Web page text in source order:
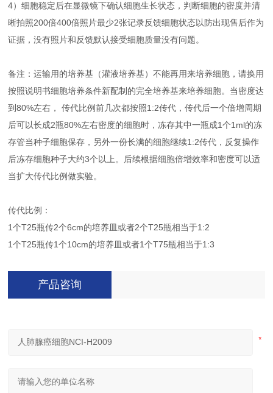
4）细胞稳定后在显微镜下确认细胞生长状态，判断细胞的密度并清
晰拍照200倍400倍照片最少2张记录反馈细胞状态以防出现售后作为
证据，没有照片和反馈默认接受细胞质量没有问题。
备注：运输用的培养基（灌液培养基）不能再用来培养细胞，请换用
按照说明书细胞培养条件新配制的完全培养基来培养细胞。当密度达
到80%左右， 传代比例前几次都按照1:2传代，传代后一个倍增周期
后可以长成2瓶80%左右密度的细胞时，冻存其中一瓶成1个1ml的冻
存管当种子细胞保存，另外一份长满的细胞继续1:2传代，反复操作
后冻存细胞种子大约3个以上。后续根据细胞倍增效率和密度可以适
当扩大传代比例做实验。
传代比例：
1个T25瓶传2个6cm的培养皿或者2个T25瓶相当于1:2
1个T25瓶传1个10cm的培养皿或者1个T75瓶相当于1:3
产品咨询